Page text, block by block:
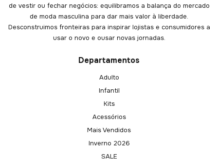
de vestir ou fechar negócios: equilibramos a balança do mercado
de moda masculina para dar mais valor à liberdade.
Desconstruimos fronteiras para inspirar lojistas e consumidores a
usar o novo e ousar novas jornadas.
Departamentos
Adulto
Infantil
Kits
Acessórios
Mais Vendidos
Inverno 2026
SALE